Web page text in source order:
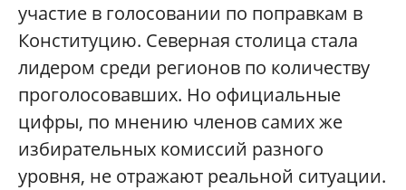
участие в голосовании по поправкам в
Конституцию. Северная столица стала
лидером среди регионов по количеству
проголосовавших. Но официальные
цифры, по мнению членов самих же
избирательных комиссий разного
уровня, не отражают реальной ситуации.